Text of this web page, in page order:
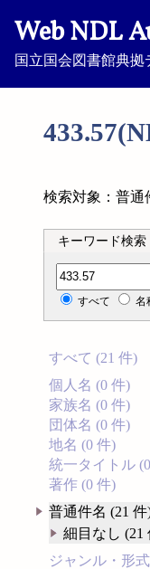
Web NDL
国立国会図書館典
検索対象：普通
キーワード検索
分類記号検索
すべて 名
すべて (21 件)
個人名 (0 件)
家族名 (0 件)
団体名 (0 件)
地名 (0 件)
統一タイトル
著作 (0 件)
普通件名 (21 件
細目なし (21
ジャンル・形